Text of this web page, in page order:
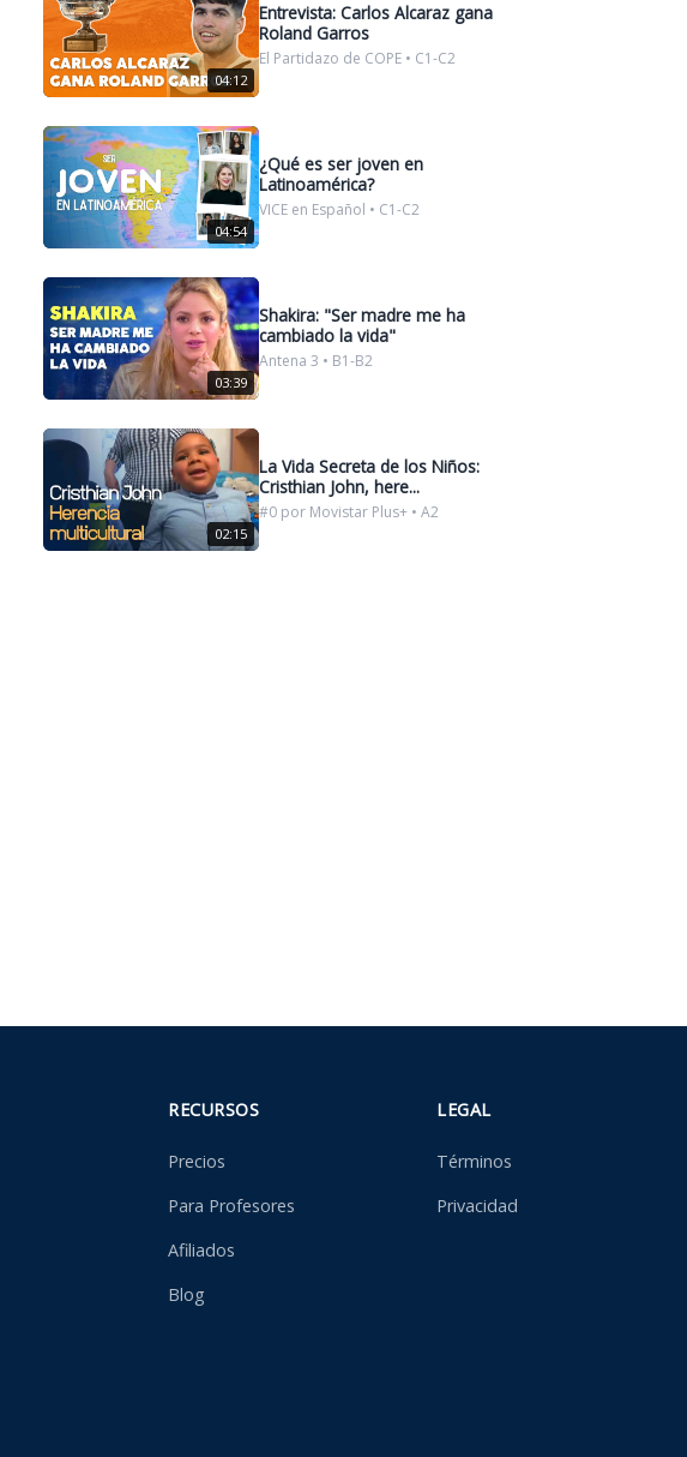
04:12
Entrevista: Carlos Alcaraz gana
Roland Garros
El Partidazo de COPE • C1-C2
04:54
¿Qué es ser joven en
Latinoamérica?
VICE en Español • C1-C2
03:39
Shakira: "Ser madre me ha
cambiado la vida"
Antena 3 • B1-B2
02:15
La Vida Secreta de los Niños:
Cristhian John, here...
#0 por Movistar Plus+ • A2
RECURSOS
Precios
Para Profesores
Afiliados
Blog
LEGAL
Términos
Privacidad